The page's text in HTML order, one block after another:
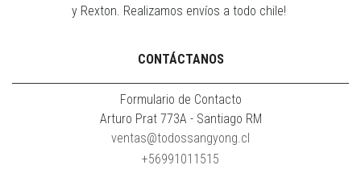
y Rexton. Realizamos envíos a todo chile!
CONTÁCTANOS
Formulario de Contacto
Arturo Prat 773A - Santiago RM
ventas@todossangyong.cl
+56991011515